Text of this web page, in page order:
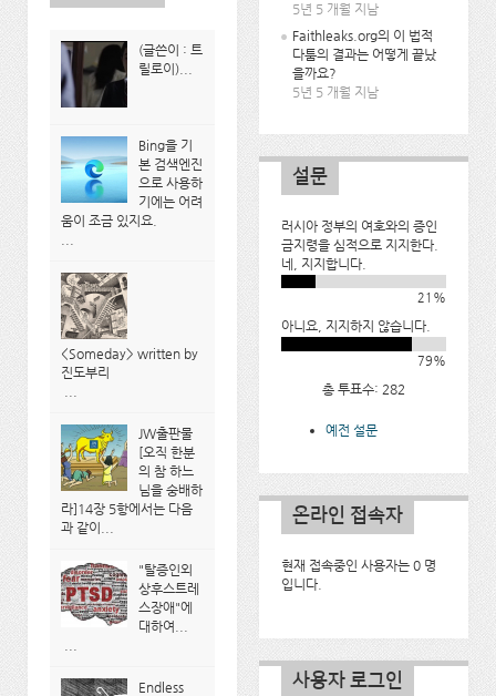
5년 5 개월 지남
Faithleaks.org의 이 법적
다툼의 결과는 어떻게 끝났
을까요?
5년 5 개월 지남
(글쓴이 : 트
릴로이)...
Bing을 기
본 검색엔진
으로 사용하
기에는 어려
움이 조금 있지요.
<Someday> written by
진도부리
JW출판물
[오직 한분
의 참 하느
님을 숭배하
라]14장 5항에서는 다음
과 같이...
"탈증인외
상후스트레
스장애"에
대하여...
Endless
설문
러시아 정부의 여호와의 증인
금지령을 심적으로 지지한다.
네, 지지합니다.
21%
아니요, 지지하지 않습니다.
79%
총 투표수: 282
예전 설문
온라인 접속자
현재 접속중인 사용자는 0 명
입니다.
사용자 로그인